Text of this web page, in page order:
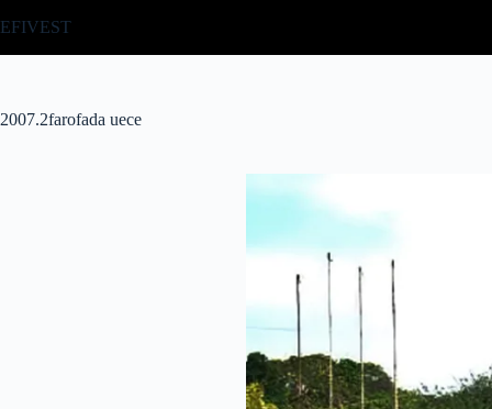
para
EFIVEST
2007.2farofada uece